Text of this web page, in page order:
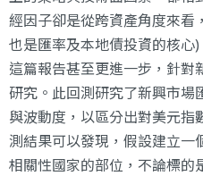
經因子卻是從跨資產角度來看，
也是匯率及本地債投資的核心)
這篇報告甚至更進一步，針對
研究。此回測研究了新興市場
與波動度，以區分出對美元
測結果可以發現，假設建立一
相關性國家的部位，不論標的